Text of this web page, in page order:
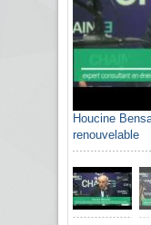
Houcine
renouvelable